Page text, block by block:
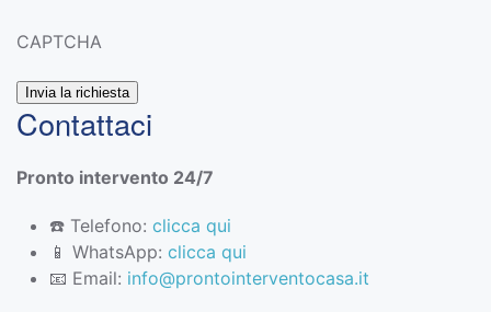
CAPTCHA
Contattaci
Pronto intervento 24/7
☎️ Telefono: clicca qui
📱 WhatsApp: clicca qui
📧 Email: info@prontointerventocasa.it